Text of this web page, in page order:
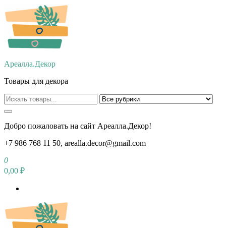
Перейти
к
содержимому
Ареалла.Декор
Товары для декора
Добро пожаловать на сайт Ареалла.Декор!
+7 986 768 11 50, arealla.decor@gmail.com
0
0,00 ₽